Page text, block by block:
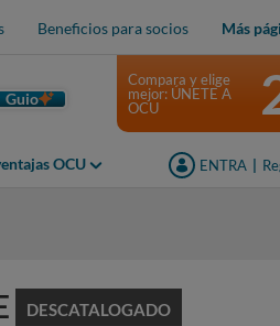
Beneficios para socios Más
Guio
OCU ENTRA
Compara y elige
mejor: ÚNETE A
OCU
DESCATALOGADO